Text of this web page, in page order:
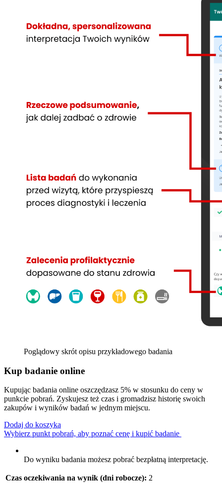
Poglądowy skrót opisu przykładowego badania
Kup badanie online
Kupując badania online oszczędzasz 5% w stosunku do ceny w
punkcie pobrań. Zyskujesz też czas i gromadzisz historię swoich
zakupów i wyników badań w jednym miejscu.
Dodaj do koszyka
Wybierz punkt pobrań, aby poznać cenę i kupić badanie
Do wyniku badania możesz pobrać bezpłatną interpretację.
Czas oczekiwania na wynik (dni robocze): 2